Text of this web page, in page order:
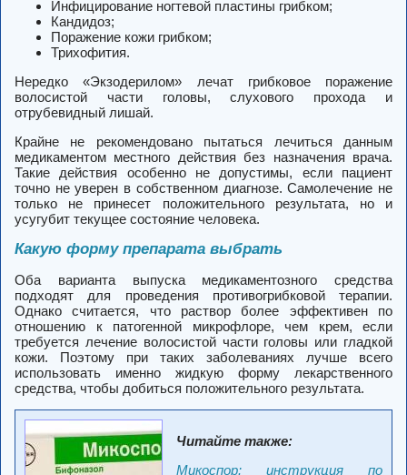
Инфицирование ногтевой пластины грибком;
Кандидоз;
Поражение кожи грибком;
Трихофития.
Нередко «Экзодерилом» лечат грибковое поражение
волосистой части головы, слухового прохода и
отрубевидный лишай.
Крайне не рекомендовано пытаться лечиться данным
медикаментом местного действия без назначения врача.
Такие действия особенно не допустимы, если пациент
точно не уверен в собственном диагнозе. Самолечение не
только не принесет положительного результата, но и
усугубит текущее состояние человека.
Какую форму препарата выбрать
Оба варианта выпуска медикаментозного средства
подходят для проведения противогрибковой терапии.
Однако считается, что раствор более эффективен по
отношению к патогенной микрофлоре, чем крем, если
требуется лечение волосистой части головы или гладкой
кожи. Поэтому при таких заболеваниях лучше всего
использовать именно жидкую форму лекарственного
средства, чтобы добиться положительного результата.
Читайте также:
Микоспор: инструкция по